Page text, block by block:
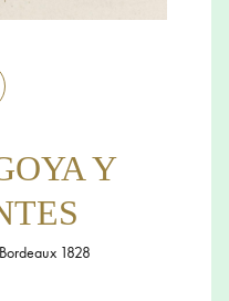
Y
1828